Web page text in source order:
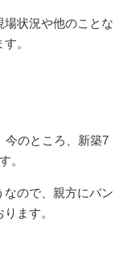
状況や他のことな
。
今のところ、新築7
。
ので、親方にバン
ます。